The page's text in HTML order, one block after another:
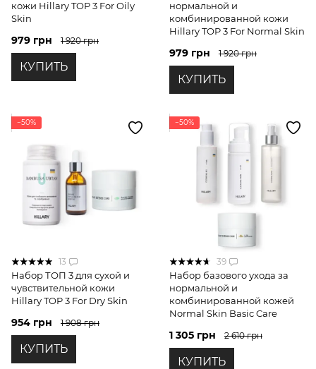
кожи Hillary TOP 3 For Oily
Skin
979 грн 1 920 грн
КУПИТЬ
нормальной и
комбинированной кожи
Hillary TOP 3 For Normal Skin
979 грн 1 920 грн
КУПИТЬ
−50%
13
Набор ТОП 3 для сухой и
чувствительной кожи
Hillary TOP 3 For Dry Skin
954 грн 1 908 грн
КУПИТЬ
−50%
39
Набор базового ухода за
нормальной и
комбинированной кожей
Normal Skin Basic Care
1 305 грн 2 610 грн
КУПИТЬ